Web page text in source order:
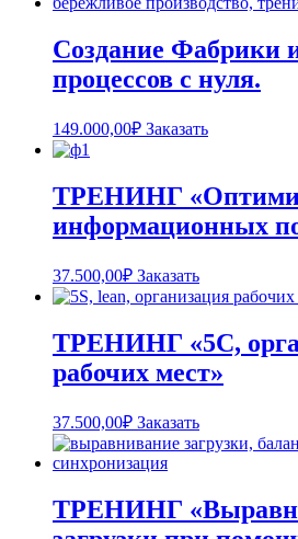
Создание Фабрики
процессов с нуля.
149.000,00₽ Заказать
ТРЕНИНГ
информационных
37.500,00₽ Заказать
ТРЕНИНГ «5С,
рабочих мест»
37.500,00₽ Заказать
ТРЕНИНГ